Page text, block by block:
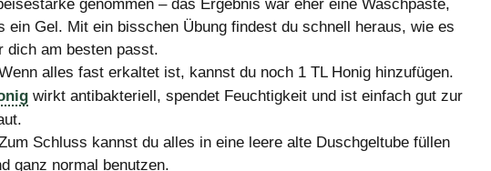
genommen – das Ergebnis war eher eine Waschpaste,
ein Gel. Mit ein bisschen Übung findest du schnell heraus, wie es
dich am besten passt.
alles fast erkaltet ist, kannst du noch 1 TL Honig hinzufügen.
wirkt antibakteriell, spendet Feuchtigkeit und ist einfach gut zur
Schluss kannst du alles in eine leere alte Duschgeltube füllen
ganz normal benutzen.